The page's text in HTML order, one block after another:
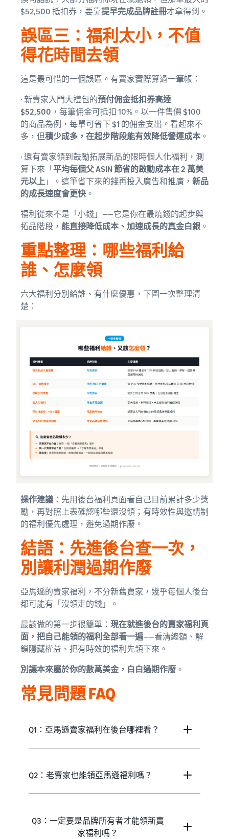
$52,500 抵扣券，要靠提早完成品牌註冊才拿得到。
誤區三：福利太小，不值
得花時間去領
這是最可惜的一個誤區。有賣家實際算過一筆帳：
· 新賣家入門大禮包的預付佣金抵扣券高達
$52,500 ，每筆佣金可抵扣 10%。以一件售價 $100
的商品為例，每單可省下 $1 的佣金支出。看起來不
多，但積少成多，在起步階段能有效降低營運成本 。
· 還有賣家領到鼓勵拓展新品的限時個人化福利，測
算下來「平均每個父 ASIN 節省的啟動成本在 2 萬美
元以上 」。這筆省下來的錢再投入廣告和推廣， 新品
的成長速度會更快 。
福利從來不是「小錢」——它是你在最燒錢的起步與
拓品階段， 能直接降低成本、加速成長的真金白銀 。
重點整理：哪些福利給
誰、怎麼領
六大福利分別給誰、有什麼優惠，下圖一次整理清
楚：
操作建議 ：先用後台福利頁面看自己目前累計多少獎
勵，再對照上表確認哪些還沒領；有時效性與邀請制
的福利優先處理，避免過期作廢。
結語：先進後台查一次，
別讓利潤過期作廢
亞馬遜的賣家福利，不分新舊賣家，幾乎每個人後台
都可能有「沒領走的錢」。
最該做的第一步很簡單： 現在就進後台的賣家福利頁
面，把自己能領的福利全部看一遍——看清總額、解
鎖隱藏權益、把有時效的福利先領下來。
別讓本來屬於你的數萬美金，白白過期作廢。
常見問題 FAQ
Q1：亞馬遜賣家福利在後台哪裡看？
Q2：老賣家也能領亞馬遜福利嗎？
Q3：一定要是品牌所有者才能領新賣
家福利嗎？